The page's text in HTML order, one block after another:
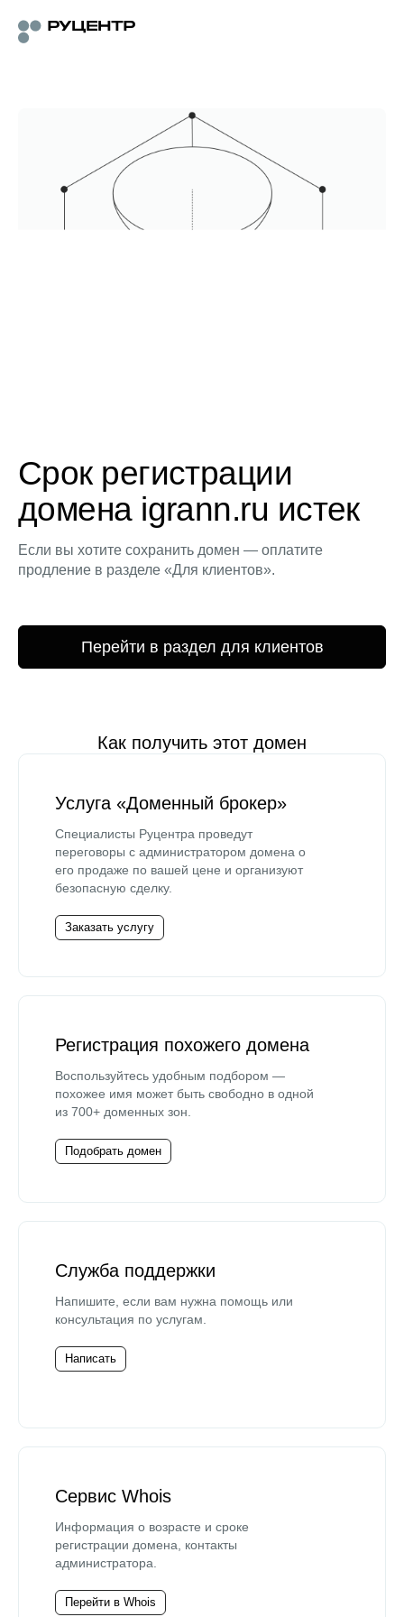
Срок регистрации
домена igrann.ru истек
Если вы хотите сохранить домен — оплатите
продление в разделе «Для клиентов».
Перейти в раздел для клиентов
Как получить этот домен
Услуга «Доменный брокер»
Специалисты Руцентра проведут
переговоры с администратором домена о
его продаже по вашей цене и организуют
безопасную сделку.
Заказать услугу
Регистрация похожего домена
Воспользуйтесь удобным подбором —
похожее имя может быть свободно в одной
из 700+ доменных зон.
Подобрать домен
Служба поддержки
Напишите, если вам нужна помощь или
консультация по услугам.
Написать
Сервис Whois
Информация о возрасте и сроке
регистрации домена, контакты
администратора.
Перейти в Whois